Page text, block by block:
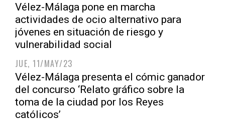
Vélez-Málaga pone en marcha
actividades de ocio alternativo para
jóvenes en situación de riesgo y
vulnerabilidad social
JUE, 11/MAY/23
Vélez-Málaga presenta el cómic ganador
del concurso ‘Relato gráfico sobre la
toma de la ciudad por los Reyes
católicos’